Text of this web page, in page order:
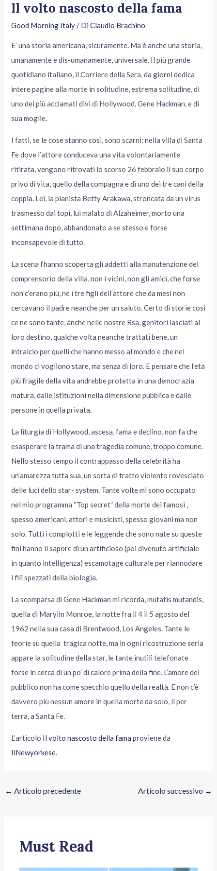
Il volto nascosto della fama
Good Morning Italy/ DiClaudio Brachino
E’ una storia americana, sicuramente. Ma è anche una storia,
umanamente e dis-umanamente, universale. Il più grande
quotidiano italiano, il Corriere della Sera, da giorni dedica
intere pagine alla morte in solitudine, estrema solitudine, di
uno dei più acclamati divi di Hollywood, Gene Hackman, e di
sua moglie.
I fatti, se le cose stanno così, sono scarni: nella villa di Santa
Fe dove l’attore conduceva una vita volontariamente
ritirata, vengono ritrovati lo scorso 26 febbraio il suo corpo
privo di vita, quello della compagna e di uno dei tre cani della
coppia. Lei, la pianista Betty Arakawa, stroncata da un virus
trasmesso dai topi, lui malato di Alzaheimer, morto una
settimana dopo, abbandonato a se stesso e forse
inconsapevole di tutto.
La scena l’hanno scoperta gli addetti alla manutenzione del
comprensorio della villa, non i vicini, non gli amici, che forse
non c’erano più, né i tre figli dell’attore che da mesi non
cercavano il padre neanche per un saluto. Certo di storie così
ce ne sono tante, anche nelle nostre Rsa, genitori lasciati al
loro destino, qualche volta neanche trattati bene, un
intralcio per quelli che hanno messo al mondo e che nel
mondo ci vogliono stare, ma senza di loro. E pensare che l’età
più fragile della vita andrebbe protetta in una democrazia
matura, dalle istituzioni nella dimensione pubblica e dalle
persone in quella privata.
La liturgia di Hollywood, ascesa, fama e declino, non fa che
esasperare la trama di una tragedia comune, troppo comune.
Nello stesso tempo il contrappasso della celebrità ha
un’amarezza tutta sua, un sorta di tratto violento rovesciato
delle luci dello star- system. Tante volte mi sono occupato
nel mio programma “Top secret” della morte dei famosi ,
spesso americani, attori e musicisti, spesso giovani ma non
solo. Tutti i complotti e le leggende che sono nate su queste
fini hanno il sapore di un artificioso (poi divenuto artificiale
in quanto intelligenza) escamotage culturale per riannodare
i fili spezzati della biologia.
La scomparsa di Gene Hackman mi ricorda, mutatis mutandis,
quella di Marylin Monroe, la notte fra il 4 il 5 agosto del
1962 nella sua casa di Brentwood, Los Angeles. Tante le
teorie su quella tragica notte, ma in ogni ricostruzione seria
appare la solitudine della star, le tante inutili telefonate
forse in cerca di un po’ di calore prima della fine. L’amore del
pubblico non ha come specchio quello della realtà. E non c’è
davvero più nessun amore in quella morte da solo, lì per
terra, a Santa Fe.
L’articolo Il volto nascosto della fama proviene da
IlNewyorkese.
← Articolo precedente Articolo successivo →
Must Read